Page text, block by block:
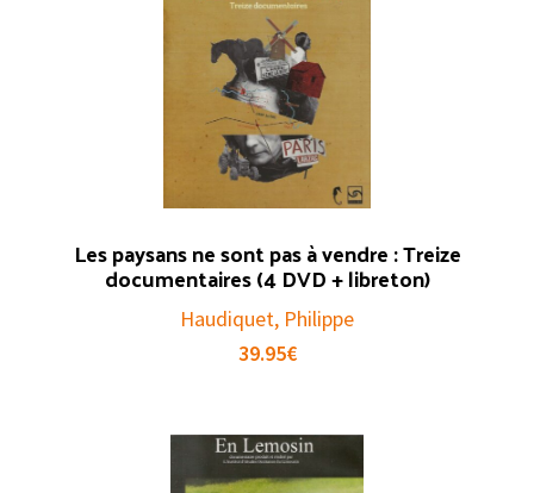
Les paysans ne sont pas à vendre : Treize
documentaires (4 DVD + libreton)
Haudiquet, Philippe
39.95€